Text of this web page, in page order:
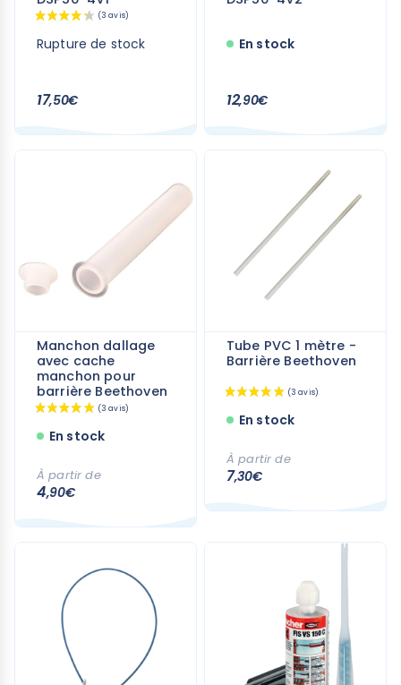
Rupture de stock
17,50€
En stock
12,90€
Manchon dallage
avec cache
manchon pour
barrière Beethoven
En stock
À partir de
4,90€
Tube PVC 1 mètre -
Barrière Beethoven
En stock
À partir de
7,30€